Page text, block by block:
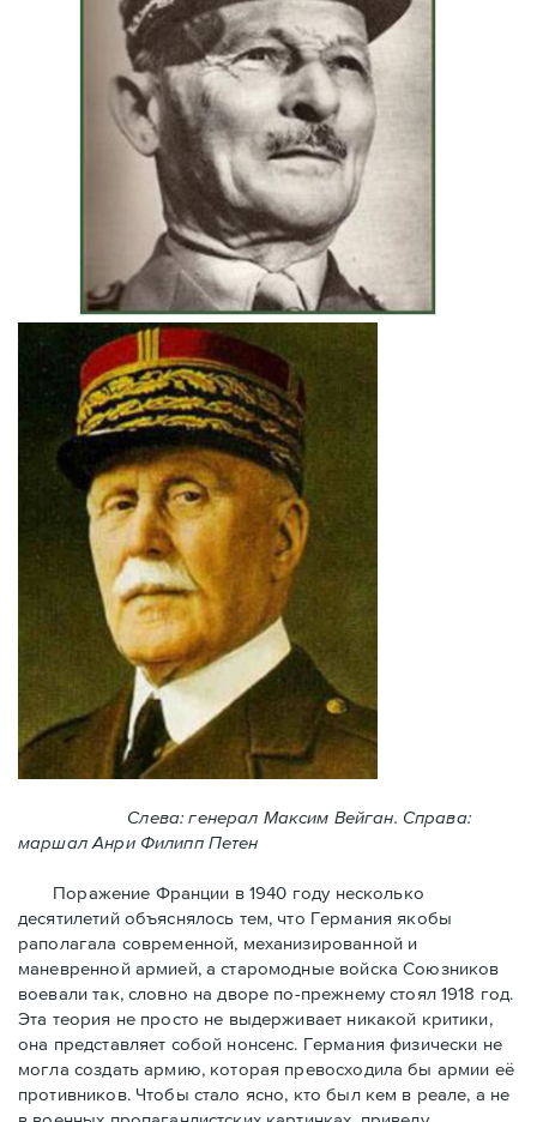
Слева: генерал Максим Вейган. Справа:
маршал Анри Филипп Петен
Поражение Франции в 1940 году несколько
десятилетий объяснялось тем, что Германия якобы
раполагала современной, механизированной и
маневренной армией, а старомодные войска Союзников
воевали так, словно на дворе по-прежнему стоял 1918 год.
Эта теория не просто не выдерживает никакой критики,
она представляет собой нонсенс. Германия физически не
могла создать армию, которая превосходила бы армии её
противников. Чтобы стало ясно, кто был кем в реале, а не